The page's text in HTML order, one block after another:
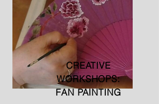
CREATIVE
WORKSHOPS:
FAN PAINTING